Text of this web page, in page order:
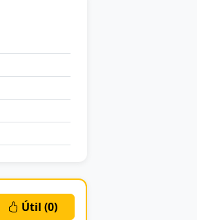
Útil (0)